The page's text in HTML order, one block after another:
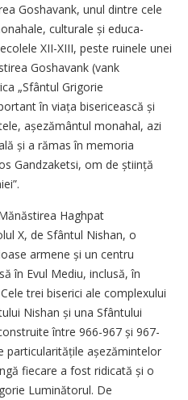
Goshavank, unul dintre cele
culturale și educa­
XII-XIII, peste ruinele unei
Goshavank (vank
„Sfântul Grigorie
în viața bisericească și
așeză­mântul monahal, azi
și a rămas în memoria
Gandzaketsi, om de știință
Haghpat
X, de Sfântul Nishan, o
armene și un centru
în Evul Mediu, inclusă, în
trei biserici ale complexului
Nishan și una Sfântului
între 966-967 și 967-
parti­cularitățile așeză­min­telor
fiecare a fost ridicată și o
Luminătorul. De